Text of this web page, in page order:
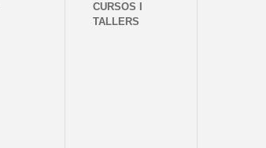
CURSOS I
TALLERS